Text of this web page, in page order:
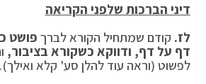
דיני הברכות שלפני הקריאה
לז. קודם שמתחיל הקורא לברך פושט
דף על דף, ודווקא כשקורא בציבור,
לפשוט (וראה עוד להלן סע' קלא ואילך).